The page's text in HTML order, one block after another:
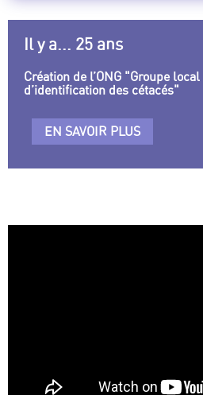
Il y a... 25 ans
Création de l’ONG "Groupe
d’identification des cétacés"
EN SAVOIR PLUS